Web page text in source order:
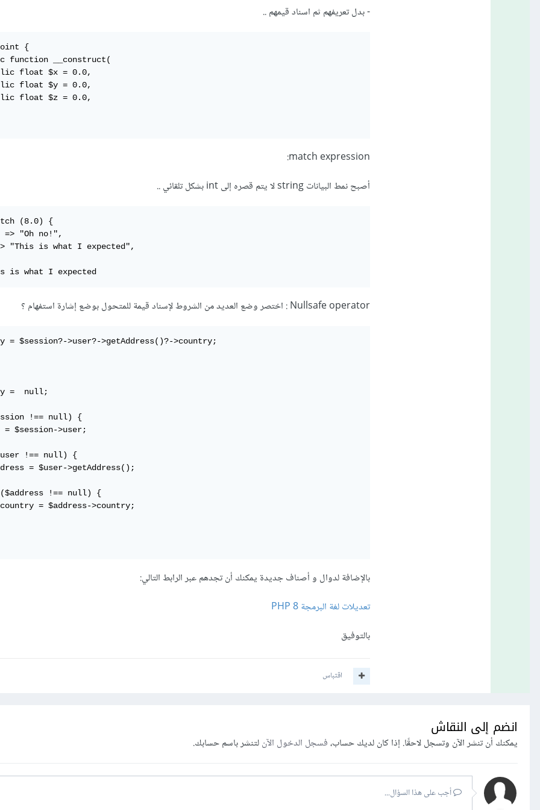
- بدل تعريفهم ثم اسناد قيمهم ..
{
function __construct(
float $x = 0.0,
float $y = 0.0,
float $z = 0.0,
match expression:
أصبح نمط البيانات string لا يتم قصره إلى int بشكل تلقائي ..
(8.0) {
=> "Oh no!",
"This is what I expected",
is what I expected
Nullsafe operator : اختصر وضع العديد من الشروط لإسناد قيمة للمتحول بوضع إشارة استفهام ؟
= $session?->user?->getAddress()?->country;
=  null;
!== null) {
= $session->user;
!== null) {
= $user->getAddress();
!== null) {
= $address->country;
بالإضافة لدوال و أصناف جديدة يمكنك أن تجدهم عبر الرابط التالي:
تعديلات لغة البرمجة PHP 8
بالتوفيق
اقتباس
انضم إلى النقاش
يمكنك أن تنشر الآن وتسجل لاحقًا. إذا كان لديك حساب،فسجل الدخول الآنلتنشر باسم حسابك.
أجب على هذا السؤال...